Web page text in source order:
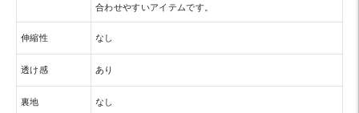
合わせやすいアイテムです。
伸縮性 なし
透け感 あり
裏地 なし